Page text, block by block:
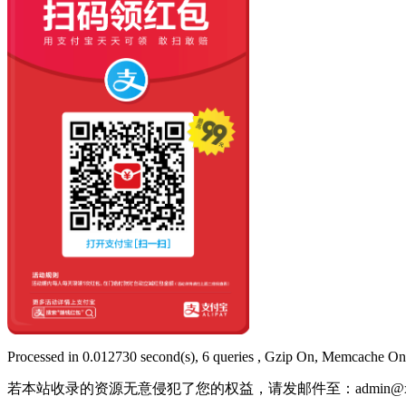
Processed in 0.012730 second(s), 6 queries , Gzip On, Memcache
若本站收录的资源无意侵犯了您的权益，请发邮件至：